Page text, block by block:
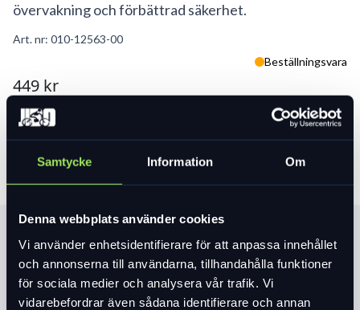
Samtycke Information Om
Denna webbplats använder cookies
Vi använder enhetsidentifierare för att anpassa innehållet
och annonserna till användarna, tillhandahålla funktioner
för sociala medier och analysera vår trafik. Vi
vidarebefordrar även sådana identifierare och annan
övervakning och förbättrad säkerhet.
Art. nr: 010-12563-00
Beställningsvara
449 kr
Produktinformation
Läs merexpand_more